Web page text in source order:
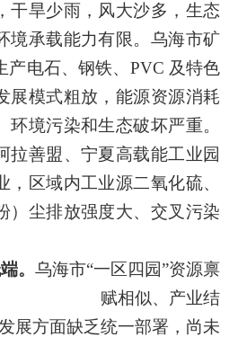
干旱少雨，风大沙多，生态
境承载能力有限。乌海市矿
电石、钢铁、 PVC 及特色
展模式粗放，能源资源消耗
环境污染和生态破坏严重。
拉善盟、宁夏高载能工业园
，区域内工业源二氧化硫、
）尘排放强度大、交叉污染
。 乌海市“一区四园”资源禀
赋相似、产业结
展方面缺乏统一部署，尚未